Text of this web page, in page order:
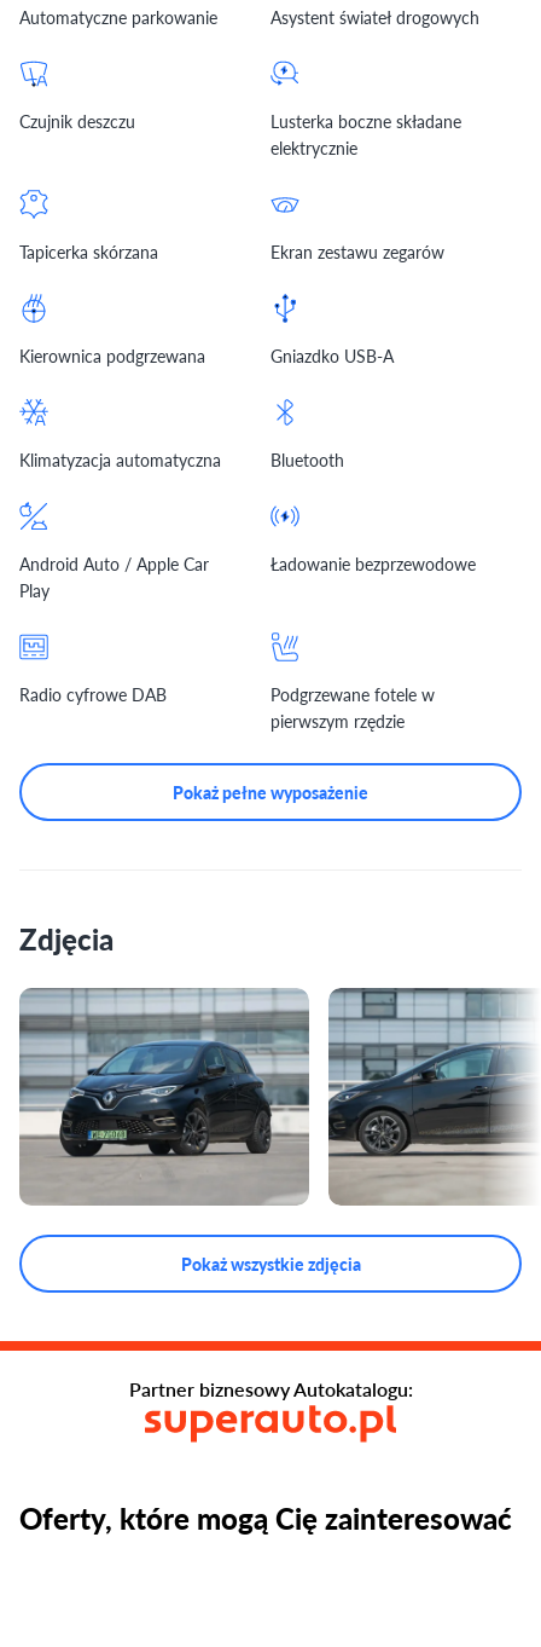
Automatyczne parkowanie Asystent świateł drogowych
Czujnik deszczu
Lusterka boczne składane
elektrycznie
Tapicerka skórzana Ekran zestawu zegarów
Kierownica podgrzewana Gniazdko USB-A
Klimatyzacja automatyczna Bluetooth
Android Auto / Apple Car
Play
Ładowanie bezprzewodowe
Radio cyfrowe DAB
Podgrzewane fotele w
pierwszym rzędzie
Pokaż pełne wyposażenie
Zdjęcia
Pokaż wszystkie zdjęcia
Oferty, które mogą Cię zainteresować
Partner biznesowy Autokatalogu: